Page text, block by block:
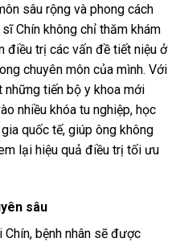
sâu rộng và phong cách
Chín không chỉ thăm khám
điều trị các vấn đề tiết niệu ở
chuyên môn của mình. Với
tiến bộ y khoa mới
nhiều khóa tu nghiệp, học
quốc tế, giúp ông không
lại hiệu quả điều trị tối ưu
sâu
bệnh nhân sẽ được